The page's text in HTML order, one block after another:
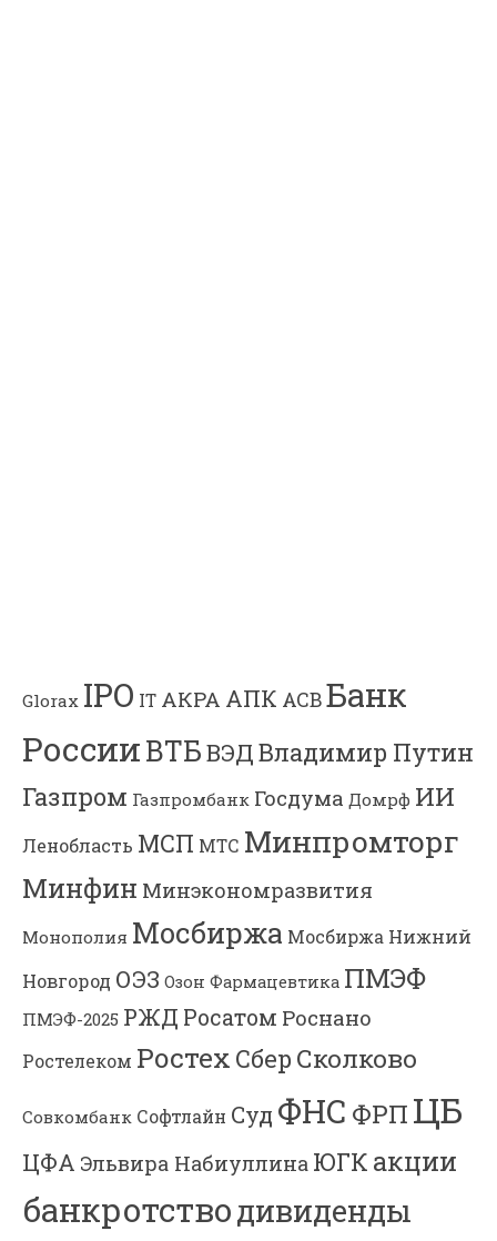
Glorax IPO IT АКРА АПК АСВБанк
РоссииВТБВЭДВладимир Путин
Газпром Газпромбанк Госдума Домрф ИИ
Ленобласть МСП МТС Минпромторг
Минфин Минэкономразвития
Монополия Мосбиржа Мосбиржа Нижний
Новгород ОЭЗ Озон Фармацевтика ПМЭФ
ПМЭФ-2025 РЖД Росатом Роснано
Ростелеком Ростех Сбер Сколково
Совкомбанк Софтлайн Суд ФНС ФРП ЦБ
ЦФА Эльвира Набиуллина ЮГК акции
банкротстводивиденды